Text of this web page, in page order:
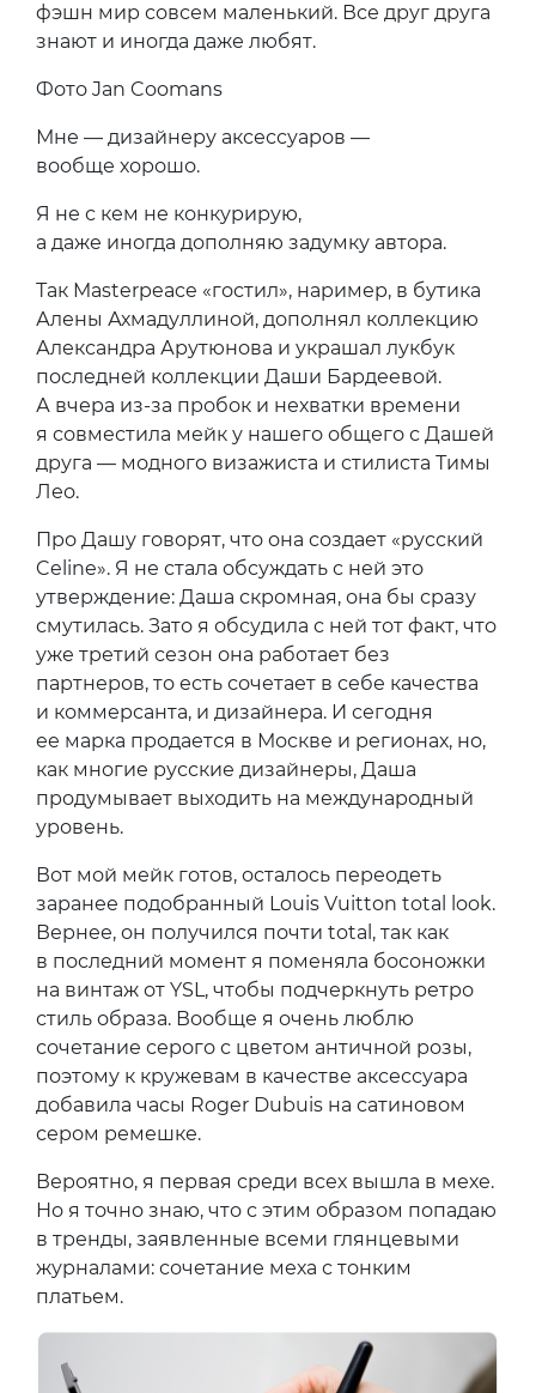
фэшн мир совсем маленький. Все друг друга
знают и иногда даже любят.
Фото Jan Coomans
Мне — дизайнеру аксессуаров —
вообще хорошо.
Я не с кем не конкурирую,
а даже иногда дополняю задумку автора.
Так Masterpeace «гостил», наример, в бутика
Алены Ахмадуллиной, дополнял коллекцию
Александра Арутюнова и украшал лукбук
последней коллекции Даши Бардеевой.
А вчера из-за пробок и нехватки времени
я совместила мейк у нашего общего с Дашей
друга — модного визажиста и стилиста Тимы
Лео.
Про Дашу говорят, что она создает «русский
Celine». Я не стала обсуждать с ней это
утверждение: Даша скромная, она бы сразу
смутилась. Зато я обсудила с ней тот факт, что
уже третий сезон она работает без
партнеров, то есть сочетает в себе качества
и коммерсанта, и дизайнера. И сегодня
ее марка продается в Москве и регионах, но,
как многие русские дизайнеры, Даша
продумывает выходить на международный
уровень.
Вот мой мейк готов, осталось переодеть
заранее подобранный Louis Vuitton total look.
Вернее, он получился почти total, так как
в последний момент я поменяла босоножки
на винтаж от YSL, чтобы подчеркнуть ретро
стиль образа. Вообще я очень люблю
сочетание серого с цветом античной розы,
поэтому к кружевам в качестве аксессуара
добавила часы Roger Dubuis на сатиновом
сером ремешке.
Вероятно, я первая среди всех вышла в мехе.
Но я точно знаю, что с этим образом попадаю
в тренды, заявленные всеми глянцевыми
журналами: сочетание меха с тонким
платьем.